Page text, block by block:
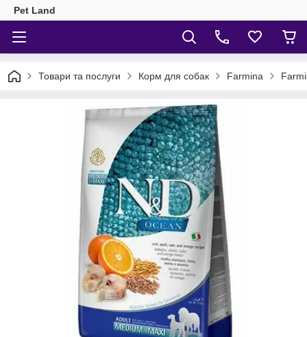
Pet Land
Товари та послуги Корм для собак Farmina